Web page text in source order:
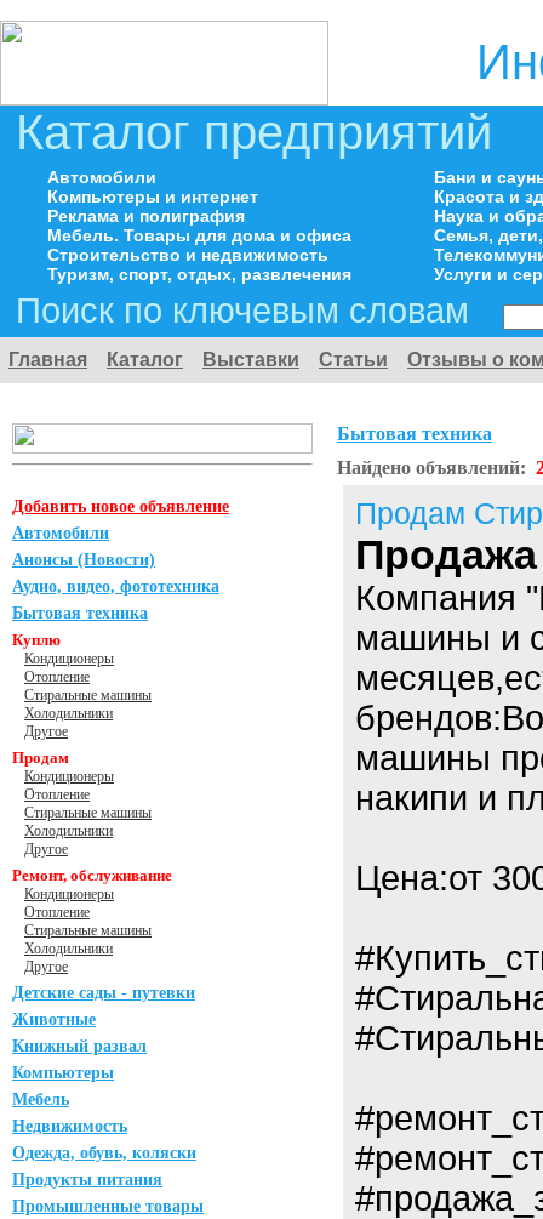
Каталог предприятий
Автомобили
Компьютеры и интернет
Реклама и полиграфия
Мебель. Товары для дома и офиса
Строительство и недвижимость
Туризм, спорт, отдых, развлечения
Бани и
Красота и
Наука и
Семья,
Услуги и
Поиск по ключевым словам
Главная Каталог Выставки Статьи Отзывы о
Добавить новое объявление
Автомобили
Анонсы (Новости)
Аудио, видео, фототехника
Бытовая техника
Куплю
Кондиционеры
Отопление
Стиральные машины
Холодильники
Другое
Продам
Кондиционеры
Отопление
Стиральные машины
Холодильники
Другое
Ремонт, обслуживание
Кондиционеры
Отопление
Стиральные машины
Холодильники
Другое
Детские сады - путевки
Животные
Книжный развал
Компьютеры
Мебель
Недвижимость
Одежда, обувь, коляски
Продукты питания
Промышленные товары
Бытовая техника
Найдено объявлений:
Продам
Компания
машины и
машины
накипи и
Цена:от